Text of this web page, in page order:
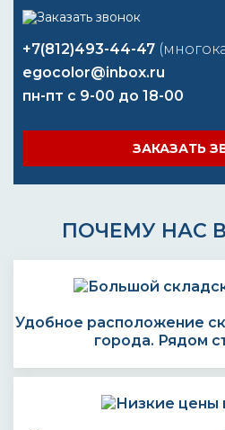
+7(812)493-44-47
egocolor@inbox.ru
пн-пт с 9-00 до 18-00
ЗАКАЗАТЬ
ПОЧЕМУ НАС
Удобное расположение
города. Рядом